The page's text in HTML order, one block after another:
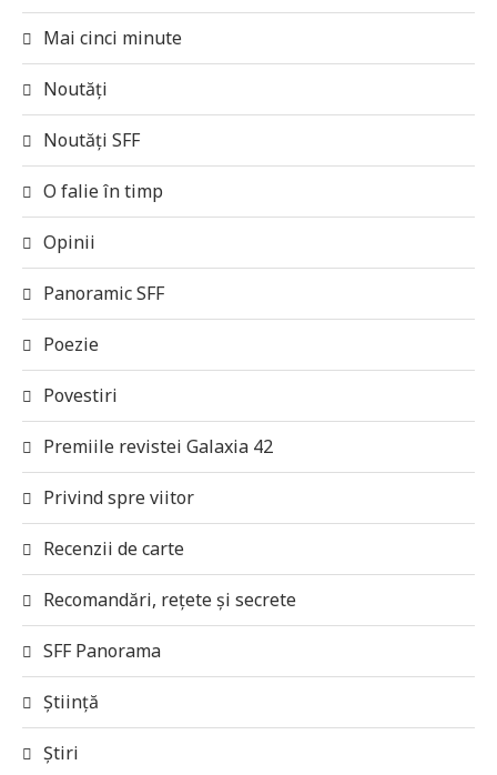
Mai cinci minute
Noutăți
Noutăți SFF
O falie în timp
Opinii
Panoramic SFF
Poezie
Povestiri
Premiile revistei Galaxia 42
Privind spre viitor
Recenzii de carte
Recomandări, rețete și secrete
SFF Panorama
Știință
Știri